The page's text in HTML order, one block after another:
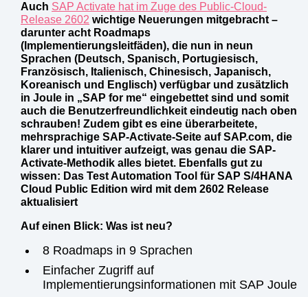
Auch SAP Activate hat im Zuge des Public-Cloud-
Release 2602 wichtige Neuerungen mitgebracht –
darunter acht Roadmaps
(Implementierungsleitfäden), die nun in neun
Sprachen (Deutsch, Spanisch, Portugiesisch,
Französisch, Italienisch, Chinesisch, Japanisch,
Koreanisch und Englisch) verfügbar und zusätzlich
in Joule in „SAP for me“ eingebettet sind und somit
auch die Benutzerfreundlichkeit eindeutig nach oben
schrauben! Zudem gibt es eine überarbeitete,
mehrsprachige SAP-Activate-Seite auf SAP.com, die
klarer und intuitiver aufzeigt, was genau die SAP-
Activate-Methodik alles bietet. Ebenfalls gut zu
wissen: Das Test Automation Tool für SAP S/4HANA
Cloud Public Edition wird mit dem 2602 Release
aktualisiert
Auf einen Blick: Was ist neu?
8 Roadmaps in 9 Sprachen
Einfacher Zugriff auf
Implementierungsinformationen mit SAP Joule